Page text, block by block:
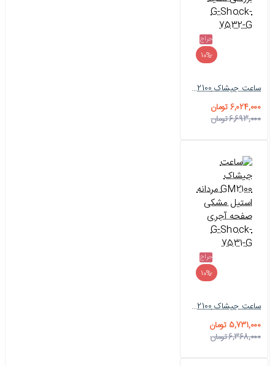
حراج
-10%
ساعت جیشاک GM2100 مردانه سیلور بند برزنتی سفید G-Shock-7532-G
6,024,000 تومان
6,693,000 تومان
حراج
-10%
ساعت جیشاک GM2100 مردانه استیل مشکی صفحه آجری G-Shock-7531-G
5,731,000 تومان
6,368,000 تومان